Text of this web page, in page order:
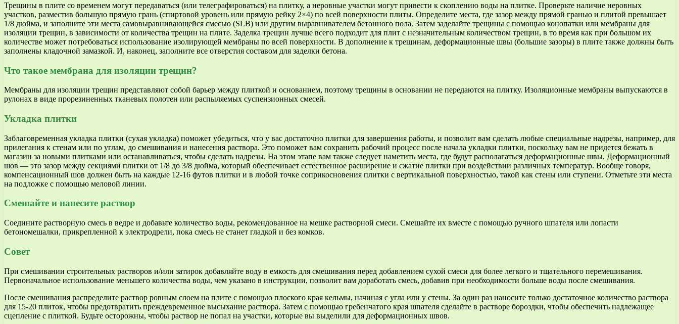
Трещины в плите со временем могут передаваться (или телеграфироваться) на плитку, а неровные участки могут привести к скоплению воды на плитке. Проверьте наличие неровных
участков, разместив большую прямую грань (спиртовой уровень или прямую рейку 2×4) по всей поверхности плиты. Определите места, где зазор между прямой гранью и плитой превышает
1/8 дюйма, и заполните эти места самовыравнивающейся смесью (SLB) или другим выравнивателем бетонного пола. Затем заделайте трещины с помощью конопатки или мембраны для
изоляции трещин, в зависимости от количества трещин на плите. Заделка трещин лучше всего подходит для плит с незначительным количеством трещин, в то время как при большом их
количестве может потребоваться использование изолирующей мембраны по всей поверхности. В дополнение к трещинам, деформационные швы (большие зазоры) в плите также должны быть
заполнены кладочной замазкой. И, наконец, заполните все отверстия составом для заделки бетона.
Что такое мембрана для изоляции трещин?
Мембраны для изоляции трещин представляют собой барьер между плиткой и основанием, поэтому трещины в основании не передаются на плитку. Изоляционные мембраны выпускаются в
рулонах в виде прорезиненных тканевых полотен или распыляемых суспензионных смесей.
Укладка плитки
Заблаговременная укладка плитки (сухая укладка) поможет убедиться, что у вас достаточно плитки для завершения работы, и позволит вам сделать любые специальные надрезы, например, для
прилегания к стенам или по углам, до смешивания и нанесения раствора. Это поможет вам сохранить рабочий процесс после начала укладки плитки, поскольку вам не придется бежать в
магазин за новыми плитками или останавливаться, чтобы сделать надрезы. На этом этапе вам также следует наметить места, где будут располагаться деформационные швы. Деформационный
шов — это зазор между секциями плитки от 1/8 до 3/8 дюйма, который обеспечивает естественное расширение и сжатие плитки при воздействии различных температур. Вообще говоря,
компенсационный шов должен быть на каждые 12-16 футов плитки и в любой точке соприкосновения плитки с вертикальной поверхностью, такой как стены или ступени. Отметьте эти места
на подложке с помощью меловой линии.
Смешайте и нанесите раствор
Соедините растворную смесь в ведре и добавьте количество воды, рекомендованное на мешке растворной смеси. Смешайте их вместе с помощью ручного шпателя или лопасти
бетономешалки, прикрепленной к электродрели, пока смесь не станет гладкой и без комков.
Совет
При смешивании строительных растворов и/или затирок добавляйте воду в емкость для смешивания перед добавлением сухой смеси для более легкого и тщательного перемешивания.
Первоначальное использование меньшего количества воды, чем указано в инструкции, позволит вам доработать смесь, добавив при необходимости больше воды после смешивания.
После смешивания распределите раствор ровным слоем на плите с помощью плоского края кельмы, начиная с угла или у стены. За один раз наносите только достаточное количество раствора
для 15-20 плиток, чтобы предотвратить преждевременное высыхание раствора. Затем с помощью гребенчатого края шпателя сделайте в растворе бороздки, чтобы обеспечить надлежащее
сцепление с плиткой. Будьте осторожны, чтобы раствор не попал на участки, которые вы выделили для деформационных швов.